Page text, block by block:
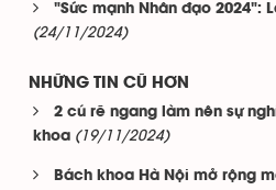
"Sức mạnh Nhân đạo 2024":
(24/11/2024)
NHỮNG TIN CŨ HƠN
2 cú rẽ ngang làm nên sự
khoa (19/11/2024)
Bách khoa Hà Nội mở rộng